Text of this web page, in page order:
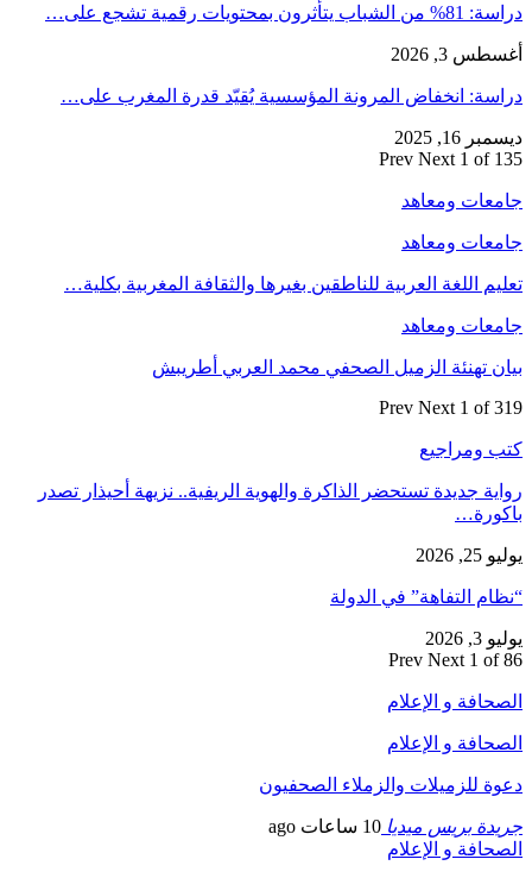
دراسة: 81% من الشباب يتأثرون بمحتويات رقمية تشجع على…
أغسطس 3, 2026
دراسة: انخفاض المرونة المؤسسية يُقيّد قدرة المغرب على…
ديسمبر 16, 2025
Prev Next 1 of 135
جامعات ومعاهد
جامعات ومعاهد
تعليم اللغة العربية للناطقين بغيرها والثقافة المغربية بكلية…
جامعات ومعاهد
بيان تهنئة الزميل الصحفي محمد العربي أطريبش
Prev Next 1 of 319
كتب ومراجيع
رواية جديدة تستحضر الذاكرة والهوية الريفية.. نزيهة أحيذار تصدر
باكورة…
يوليو 25, 2026
“نظام التفاهة” في الدولة
يوليو 3, 2026
Prev Next 1 of 86
الصحافة و الإعلام
الصحافة و الإعلام
دعوة للزميلات والزملاء الصحفيون
جريدة بريس ميديا 10 ساعات ago
الصحافة و الإعلام